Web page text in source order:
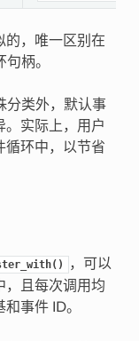
的，唯一区别在
柄。
分类外，默认事
。实际上，用户
循环中，以节省
，可以
，且每次调用均
事件 ID。